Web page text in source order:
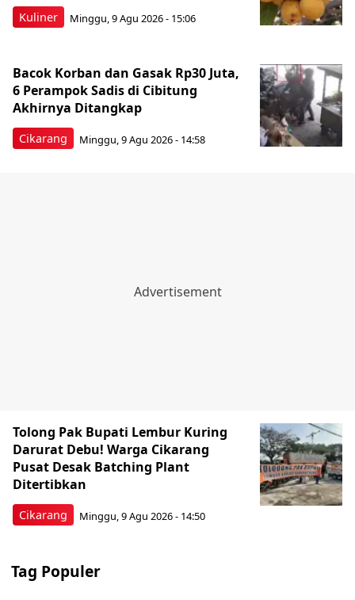
Kuliner Minggu, 9 Agu 2026 - 15:06
Cikarang
Bacok Korban dan Gasak Rp30 Juta,
6 Perampok Sadis di Cibitung
Akhirnya Ditangkap
Minggu, 9 Agu 2026 - 14:58
Cikarang
Tolong Pak Bupati Lembur Kuring
Darurat Debu! Warga Cikarang
Pusat Desak Batching Plant
Ditertibkan
Minggu, 9 Agu 2026 - 14:50
Tag Populer